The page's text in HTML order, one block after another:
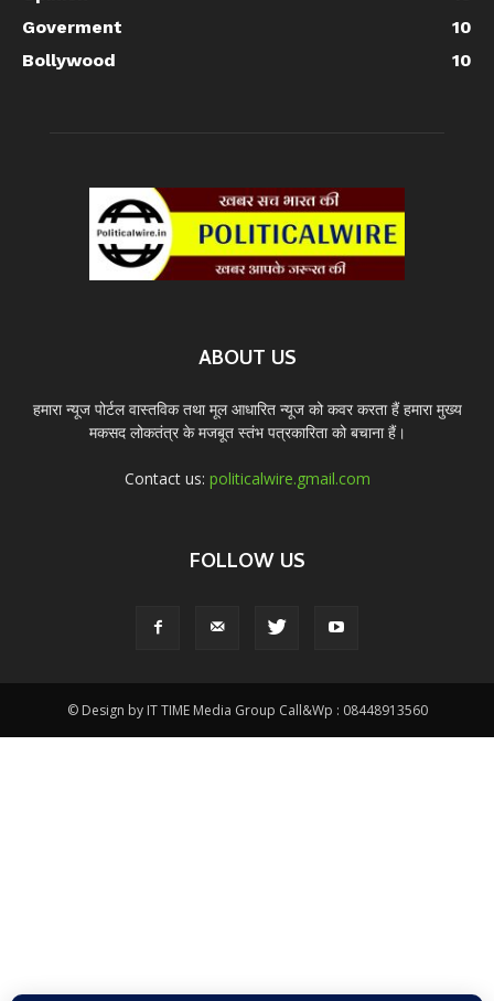
Goverment
10
Bollywood
10
ABOUT US
हमारा न्यूज पोर्टल वास्तविक तथा मूल आधारित न्यूज को कवर करता हैं हमारा मुख्य
मकसद लोकतंत्र के मजबूत स्तंभ पत्रकारिता को बचाना हैं।
Contact us: politicalwire.gmail.com
FOLLOW US
© Design by IT TIME Media Group Call&Wp : 08448913560